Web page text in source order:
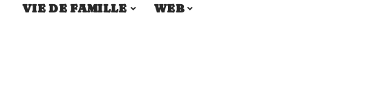
VIE DE FAMILLE
WEB